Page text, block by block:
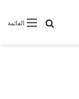
القائمةبحث عن